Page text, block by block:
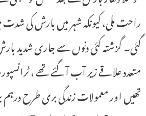
راحت ملی، کیونکہ شہر میں بارش کی شدت
گئی۔ گزشتہ کئی دنوں سے جاری شدید
متعدد علاقے زیر آب آ گئے تھے ،
تھیں اور معمولات زندگی بری طرح درہم